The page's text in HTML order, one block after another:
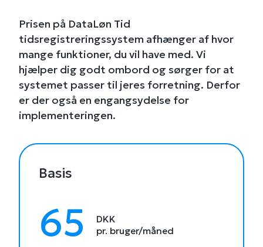
Prisen på DataLøn Tid
tidsregistreringssystem afhænger af hvor
mange funktioner, du vil have med. Vi
hjælper dig godt ombord og sørger for at
systemet passer til jeres forretning. Derfor
er der også en engangsydelse for
implementeringen.
Basis
65
DKK
pr. bruger/måned